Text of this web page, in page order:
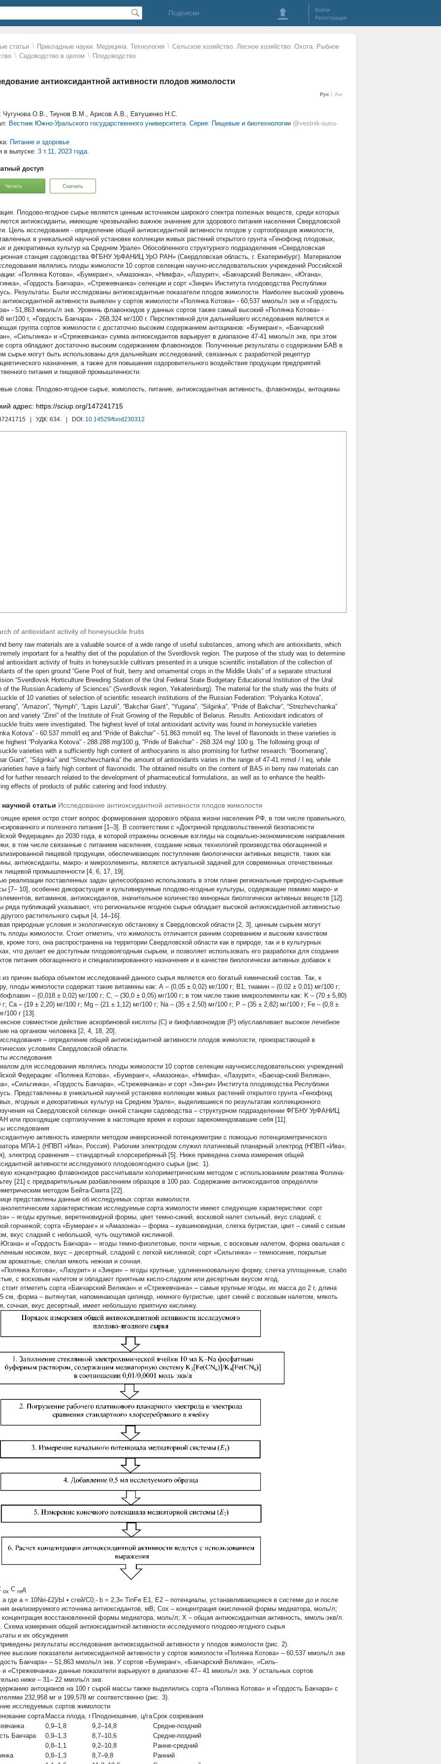
Подписки
Войти
Регистрация
статьи \ Прикладные науки. Медицина. Технология \ Сельское хозяйство. Лесное хозяйство. Охота. Рыбное
\ Садоводство в целом \ Плодоводство
антиоксидантной активности плодов жимолости
Рус Анг
Чугунова О.В., Тиунов В.М., Арисов А.В., Евтушенко Н.С.
Вестник Южно-Уральского государственного университета. Серия: Пищевые и биотехнологии @vestnik-susu-
Питание и здоровье
в выпуске: 3 т.11, 2023 года.
доступ
Читать Скачать
Плодово-ягодное сырье является ценным источником широкого спектра полезных веществ, среди которых
антиоксиданты, имеющие чрезвычайно важное значение для здорового питания населения Свердловской
Цель исследования - определение общей антиоксидантной активности плодов у сортообразцов жимолости,
в уникальной научной установке коллекции живых растений открытого грунта «Генофонд плодовых,
и декоративных культур на Среднем Урале» Обособленного структурного подразделения «Свердловская
станция садоводства ФГБНУ УрФАНИЦ УрО РАН» (Свердловская область, г. Екатеринбург). Материалом
являлись плоды жимолости 10 сортов селекции научно-исследовательских учреждений Российской
«Полянка Котова», «Бумеранг», «Амазонка», «Нимфа», «Лазурит», «Бакчарский Великан», «Югана»,
«Гордость Бакчара», «Стрежевчанка» селекции и сорт «Зинри» Института плодоводства Республики
Результаты. Были исследованы антиоксидантные показатели плодов жимолости. Наиболее высокий уровень
активности выявлен у сортов жимолости «Полянка Котова» - 60,537 ммоль/л экв и «Гордость
- 51,863 ммоль/л экв. Уровень флавоноидов у данных сортов также самый высокий «Полянка Котова» -
мг/100 г, «Гордость Бакчара» - 268,324 мг/100 г. Перспективной для дальнейшего исследования является и
группа сортов жимолости с достаточно высоким содержанием антоцианов: «Бумеранг», «Бакчарский
«Сильгинка» и «Стрежевчанка» сумма антиоксидантов варьирует в диапазоне 47-41 ммоль/л экв, при этом
сорта обладают достаточно высоким содержанием флавоноидов. Полученные результаты о содержании БАВ в
сырье могут быть использованы для дальнейших исследований, связанных с разработкой рецептур
назначения, а также для повышения оздоровительного воздействия продукции предприятий
питания и пищевой промышленности.
Плодово-ягодное сырье, жимолость, питание, антиоксидантная активность, флавоноиды, антоцианы
адрес: https://sciup.org/147241715
| УДК: 634. | DOI: 10.14529/food230312
of antioxidant activity of honeysuckle fruits
berry raw materials are a valuable source of a wide range of useful substances, among which are antioxidants, which
important for a healthy diet of the population of the Sverdlovsk region. The purpose of the study was to determine
antioxidant activity of fruits in honeysuckle cultivars presented in a unique scientific installation of the collection of
of the open ground “Gene Pool of fruit, berry and ornamental crops in the Middle Urals” of a separate structural
“Sverdlovsk Horticulture Breeding Station of the Ural Federal State Budgetary Educational Institution of the Ural
of the Russian Academy of Sciences” (Sverdlovsk region, Yekaterinburg). The material for the study was the fruits of
of 10 varieties of selection of scientific research institutions of the Russian Federation: “Polyanka Kotova”,
“Amazon”, “Nymph”, “Lapis Lazuli”, “Bakchar Giant”, “Yugana”, “Silginka”, “Pride of Bakchar”, “Strezhevchanka”
and variety “Zinri” of the Institute of Fruit Growing of the Republic of Belarus. Results. Antioxidant indicators of
fruits were investigated. The highest level of total antioxidant activity was found in honeysuckle varieties
Kotova” - 60.537 mmol/l eq and “Pride of Bakchar” - 51.863 mmol/l eq. The level of flavonoids in these varieties is
highest “Polyanka Kotova” - 288.288 mg/100 g, “Pride of Bakchar” - 268.324 mg/ 100 g. The following group of
varieties with a sufficiently high content of anthocyanins is also promising for further research: “Boomerang”,
Giant”, “Silginka” and “Strezhevchanka” the amount of antioxidants varies in the range of 47-41 mmol / l eq, while
have a fairly high content of flavonoids. The obtained results on the content of BAS in berry raw materials can
for further research related to the development of pharmaceutical formulations, as well as to enhance the health-
effects of products of public catering and food industry.
научной статьи Исследование антиоксидантной активности плодов жимолости
время остро стоит вопрос формирования здорового образа жизни населения РФ, в том числе правильного,
и полезного питания [1–3]. В соответствии с «Доктриной продовольственной безопасности
Федерации» до 2030 года, в которой отражены основные взгляды на социально-экономические направления
в том числе связанные с питанием населения, создание новых технологий производства обогащенной и
пищевой продукции, обеспечивающих поступление биологически активных веществ, таких как
антиоксиданты, макро- и микроэлементы, является актуальной задачей для современных отечественных
пищевой промышленности [4, 6, 17, 19].
реализации поставленных задач целесообразно использовать в этом плане региональные природно-сырьевые
[7– 10], особенно дикорастущие и культивируемые плодово-ягодные культуры, содержащие помимо макро- и
витаминов, антиоксидантов, значительное количество минорных биологически активных веществ [12].
ряда публикаций указывают, что региональное ягодное сырье обладает высокой антиоксидантной активностью
растительного сырья [4, 14–16].
природные условия и экологическую обстановку в Свердловской области [2, 3], ценным сырьем могут
плоды жимолости. Стоит отметить, что жимолость отличается ранним созреванием и высоким качеством
кроме того, она распространена на территории Свердловской области как в природе, так и в культурных
что делает ее доступным плодовоягодным сырьем, и позволяет использовать его разработки для создания
питания обогащенного и специализированного назначения и в качестве биологически активных добавок к
причин выбора объектом исследований данного сырья является его богатый химический состав. Так, к
плоды жимолости содержат такие витамины как: А – (0,05 ± 0,02) мг/100 г; В1, тиамин – (0,02 ± 0,01) мг/100 г;
– (0,018 ± 0,02) мг/100 г; С, – (30,0 ± 0,05) мг/100 г; в том числе такие микроэлементы как: K – (70 ± 5,80)
г; Ca – (19 ± 2,20) мг/100 г; Mg – (21 ± 1,12) мг/100 г; Na – (35 ± 2,50) мг/100 г; P – (35 ± 2,82) мг/100 г; Fe – (0,8 ±
100 г [13].
совместное действие аскорбиновой кислоты (С) и биофлавоноидов (Р) обуславливает высокое лечебное
на организм человека [2, 4, 18, 20].
– определение общей антиоксидантной активности плодов жимолости, произрастающей в
условиях Свердловской области.
исследования
для исследования являлись плоды жимолости 10 сортов селекции научноисследовательских учреждений
Федерации: «Полянка Котова», «Бумеранг», «Амазонка», «Нимфа», «Лазурит», «Бакчар-ский Великан»,
«Сильгинка», «Гордость Бакчара», «Стрежевчанка» и сорт «Зин-ри» Института плодоводства Республики
Представленны в уникальной научной установке коллекции живых растений открытого грунта «Генофонд
ягодных и декоративных культур на Среднем Урале», выделившиеся по результатам коллекционного
на Свердловской селекци- онной станции садоводства – структурном подразделении ФГБНУ УрФАНИЦ
или проходящие сортоизучение в настоящее время и хорошо зарекомендовавшие себя [11].
исследования
активность измеряли методом инверсионной потенциометрии с помощью потенциометрического
МПА-1 (НПВП «Ива», Россия). Рабочим электродом служил платиновый планарный электрод (НПВП «Ива»,
электрод сравнения – стандартный хлорсеребряный [5]. Ниже приведена схема измерения общей
активности исследуемого плодовоягодного сырья (рис. 1).
концентрацию флавоноидов рассчитывали колориметрическим методом с использованием реактива Фолина-
[21] с предварительным разбавлением образцов в 100 раз. Содержание антиоксидантов определяли
методом Бейта-Смита [22].
представлены данные об исследуемых сортах жимолости.
характеристикам исследуемые сорта жимолости имеют следующие характеристики: сорт
– ягоды крупные, веретеновидной формы, цвет темно-синий, восковой налет сильный, вкус сладкий, с
горчинкой; сорта «Бумеранг» и «Амазонка» – форма – кувшиновидная, слегка бугристая, цвет – синий с сизым
вкус сладкий с небольшой, чуть ощутимой кислинкой.
и «Гордость Бакчара» – ягоды темно-фиолетовые, почти черные, с восковым налетом, форма овальная с
носиком, вкус – десертный, сладкий с легкой кислинкой; сорт «Сильгинка» – темносиние, покрытые
ароматные, спелая мякоть нежная и сочная.
Котова», «Лазурит» и «Зинри» – ягоды крупные, удлиненноовальную форму, слегка уплощенные, слабо
с восковым налетом и обладают приятным кисло-сладким или десертным вкусом ягод.
отметить сорта «Бакчарский Великан» и «Стрежевчанка» – самые крупные ягоды, их масса до 2 г, длина
5 см, форма – вытянутая, напоминающая цилиндр, немного бугристые, цвет синий с восковым налетом, мякоть
сочная, вкус десертный, имеет небольшую приятную кислинку.
ox С гед
где a = 10№i-£2)/Ы • сгей/C0;- b = 2,3« TinFe Е1, Е2 – потенциалы, устанавливающиеся в системе до и после
анализируемого источника антиоксидантов, мВ; Сох – концентрация окисленной формы медиатора, моль/л;
восстановленной формы медиатора, моль/л; Х – общая антиоксидантная активность, ммоль·экв/л.
Схема измерения общей антиоксидантной активности исследуемого плодово-ягодного сырья
и их обсуждения
результаты исследования антиоксидантной активности у плодов жимолости (рис. 2).
высокие показатели антиоксидантной активности у сортов жимолости «Полянка Котова» – 60,537 ммоль/л экв
Бакчара» – 51,863 ммоль/л экв. У сортов «Бумеранг», «Бакчарский Великан», «Силь-
и «Стрежевчанка» данные показатели варьируют в диапазоне 47– 41 ммоль/л экв. У остальных сортов
ниже – 31– 22 ммоль/л экв.
антоцианов на 100 г сырой массы также выделились сорта «Полянка Котова» и «Гордость Бакчара» с
232,958 мг и 199,578 мг соответственно (рис. 3).
исследуемых сортов жимолости
сорта Масса плода, г Плодоношение, ц/гаСрок созревания
0,9–1,8 9,2–14,8
Средне-поздний
Бакчара
0,9–1,3 8,7–10,6
Средне-поздний
0,8–1,1 9,2–10,8
Ранне-средний
0,8–1,3 8,7–9,8
Ранний